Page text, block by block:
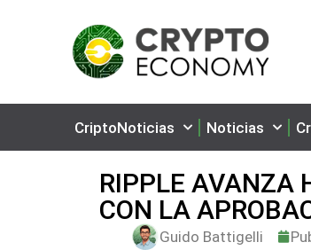
CriptoNoticias Noticias
RIPPLE AVANZA
CON LA
Guido Battigelli